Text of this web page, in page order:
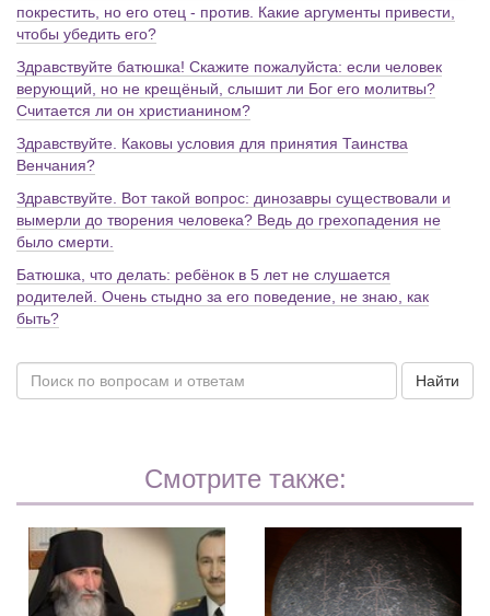
покрестить, но его отец - против. Какие аргументы привести,
чтобы убедить его?
Здравствуйте батюшка! Скажите пожалуйста: если человек
верующий, но не крещёный, слышит ли Бог его молитвы?
Считается ли он христианином?
Здравствуйте. Каковы условия для принятия Таинства
Венчания?
Здравствуйте. Вот такой вопрос: динозавры существовали и
вымерли до творения человека? Ведь до грехопадения не
было смерти.
Батюшка, что делать: ребёнок в 5 лет не слушается
родителей. Очень стыдно за его поведение, не знаю, как
быть?
Найти
Смотрите также: